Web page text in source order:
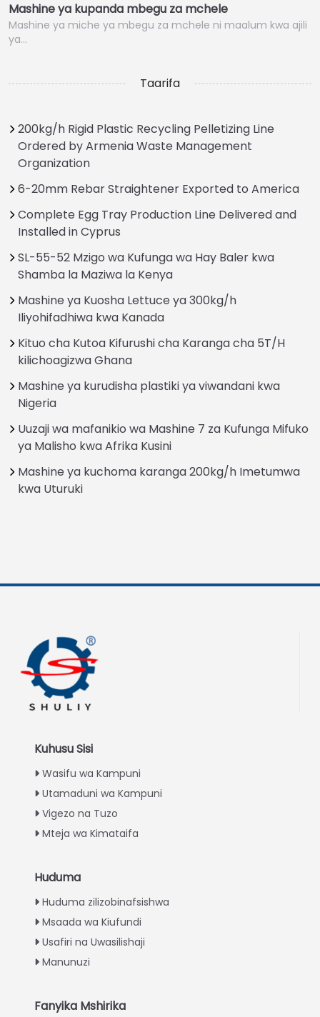
Mashine ya kupanda mbegu za mchele
Mashine ya miche ya mbegu za mchele ni maalum kwa ajili
ya…
Taarifa
200kg/h Rigid Plastic Recycling Pelletizing Line
Ordered by Armenia Waste Management
Organization
6-20mm Rebar Straightener Exported to America
Complete Egg Tray Production Line Delivered and
Installed in Cyprus
SL-55-52 Mzigo wa Kufunga wa Hay Baler kwa
Shamba la Maziwa la Kenya
Mashine ya Kuosha Lettuce ya 300kg/h
Iliyohifadhiwa kwa Kanada
Kituo cha Kutoa Kifurushi cha Karanga cha 5T/H
kilichoagizwa Ghana
Mashine ya kurudisha plastiki ya viwandani kwa
Nigeria
Uuzaji wa mafanikio wa Mashine 7 za Kufunga Mifuko
ya Malisho kwa Afrika Kusini
Mashine ya kuchoma karanga 200kg/h Imetumwa
kwa Uturuki
Kuhusu Sisi
Wasifu wa Kampuni
Utamaduni wa Kampuni
Vigezo na Tuzo
Mteja wa Kimataifa
Huduma
Huduma zilizobinafsishwa
Msaada wa Kiufundi
Usafiri na Uwasilishaji
Manunuzi
Fanyika Mshirika